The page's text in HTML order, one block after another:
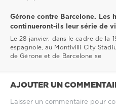
Gérone contre Barcelone. Les
continueront-ils leur série de
Le 28 janvier, dans le cadre de la
espagnole, au Montivilli City
de Gérone et de Barcelone se
AJOUTER UN
Laisser un commentaire pour